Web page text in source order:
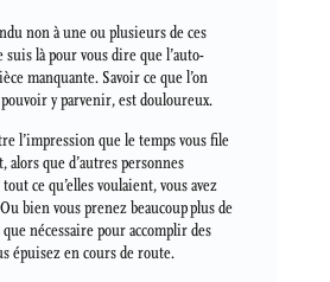
non à une ou plusieurs de ces
suis là pour vous dire que l’auto-
manquante. Savoir ce que l’on
y parvenir, est douloureux.
l’impression que le temps vous file
alors que d’autres personnes
ce qu’elles voulaient, vous avez
bien vous prenez beaucoup plus de
nécessaire pour accomplir des
épuisez en cours de route.